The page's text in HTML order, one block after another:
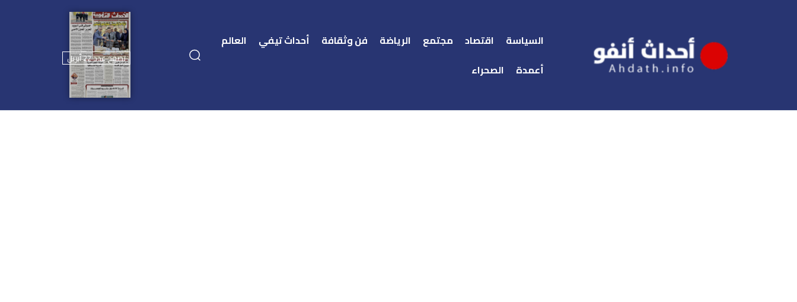
السياسة اقتصاد مجتمع الرياضة فن وثقافة أحداث تيفي
العالم
أعمدة
الصحراء
تصفح عدد 22 أبريل